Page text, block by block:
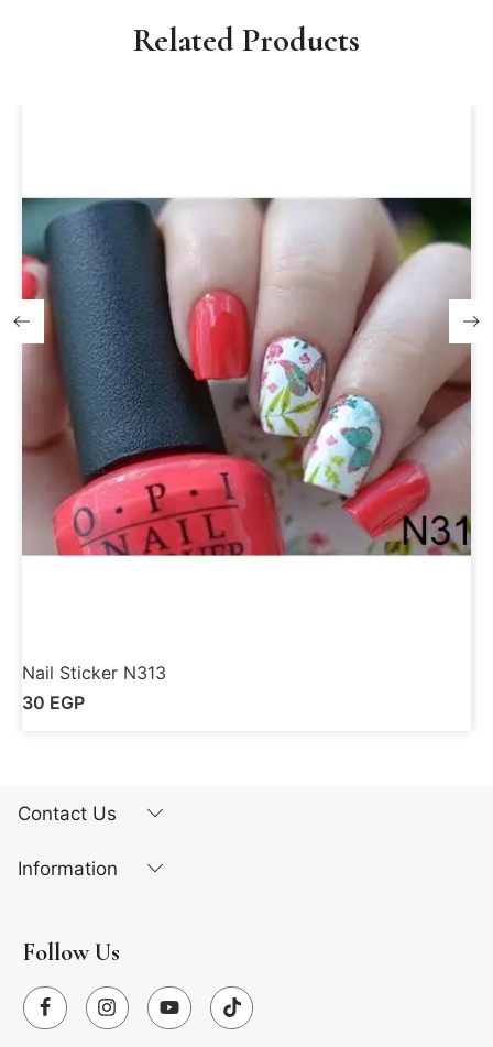
Related Products
Nail Sticker N313
30 EGP
Contact Us
Information
Follow Us